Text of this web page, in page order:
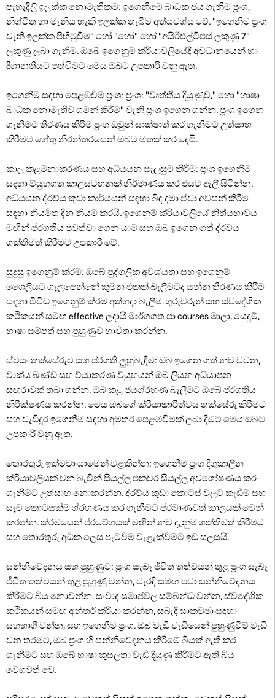
පැහැදිලි ඉලක්ක නොමැතිකම: ඉගෙනීමේ බාධක ජය ගැනීම ප්‍රංශ,
නිශ්චිත හා මැනිය හැකි ඉලක්ක තැබීම අත්යවශ්ය වේ. "ඉගෙනීම ප්‍රංශ
වැනි ඉලක්ක පිහිටුවීම" හෝ "හෝ" හෝ "අයිඊඑල්ටීඑස් ලකුණු 7"
ලකුණු ලබා ගැනීම. ඔබේ ඉගෙනුම් ක්රියාවලියේදී අවධානයෙන් හා
දිශානතියට පත්වීමට මෙය ඔබට උපකාරී වනු ඇත.
ඉගෙනීම සඳහා පෙළඹවීම ප්‍රංශ: ප්‍රංශ: "වෘත්තීය දියුණුව," හෝ "භාෂා
බාධක නොමැතිව ගමන් කිරීම" වැනි ප්‍රංශ ඉගෙන ගන්න. ප්‍රංශ ඉගෙන
ගැනීමට තීරණය කිරීම ප්‍රංශ ඔවුන් සාක්ෂාත් කර ගැනීමට උත්සාහ
කිරීමට හේතු නිරන්තරයෙන් ඔබට මතක් කර දෙයි.
කාල කළමනාකරණය සහ අධ්යයන සැලසුම් කිරීම: ප්‍රංශ ඉගෙනීම
සඳහා ව්යුහගත කාලසටහනක් නිර්මාණය කර එයට ඇලී සිටින්න.
අධ්යයන ද්රව්ය කුඩා කාර්යයන් සඳහා බිඳ දමා ඒවා අවසන් කිරීම
සඳහා නියමිත දින නියම කරයි. ඉගෙනුම් ක්රියාවලියේ නිත්යභාවය
මඟින් ප්රගතිය පවත්වා ගෙන යාම සහ ඔබ ඉගෙන ගත් ද්රව්ය
ශක්තිමත් කිරීමට උපකාරී වේ.
සුදුසු ඉගෙනුම් ක්රම: ඔබේ පුද්ගලික අවශ්යතා සහ ඉගෙනුම්
ශෛලියට ගැලපෙන්නේ කුමන එකක් බැලීමටද යන්න තීරණය කිරීම
සඳහා විවිධ ඉගෙනුම් ක්රම අත්හදා බැලීම. ගුරුවරුන් සහ ස්වදේශික
කථිකයන් සමඟ effective ලදායී මාර්ගගත පා courses මාලා, යෙදුම්,
භාෂා සම්පත් සහ පුහුණුව භාවිතා කරන්න.
ස්වයං තක්සේරුව සහ ප්රගති ලුහුබැඳීම: ඔබ ඉගෙන ගත් නව වචන,
වාක්ය ඛණ්ඩ සහ ව්යාකරණ ව්යුහයන් ඔබ ලියන අධ්යාපන
සඟරාවක් තබා ගන්න. ඔබ කළ ජයග්රහණ බැලීමට ඔබේ ප්රගතිය
නිරීක්ෂණය කරන්න. මෙය ඔබගේ ක්රියාකාරිත්වය තක්සේරු කිරීමට
සහ වැඩිදුර ඉගෙනීම සඳහා අමතර පෙළඹවීමක් ලබා දීමට මෙය ඔබට
උපකාරී වනු ඇත.
තොරතුරු ඉක්මවා යාමෙන් වළකින්න: ඉගෙනීම ප්‍රංශ දිගුකාලීන
ක්රියාවලියක් වන බැවින් සියල්ල එකවර සියල්ල අවශෝෂණය කර
ගැනීමට උත්සාහ නොකරන්න. ද්රව්ය කුඩා කොටස් වලට කැඩීම සහ
සෑම කොටසක්ම ග්රහණය කර ගැනීමට ප්රමාණවත් කාලයක් වෙන්
කරන්න. ක්රමයෙන් ප්රවේශයක් මඟින් නව දැනුම ශක්තිමත් කිරීමට
සහ තොරතුරු අධික ලෙස පැටවීම වැළැක්වීමට ඉඩ සලසයි.
සන්නිවේදනය සහ පුහුණුව: ප්‍රංශ සැබෑ ජීවිත තත්වයන් තුළ ප්‍රංශ සැබෑ
ජීවිත තත්වයන් තුළ පුහුණු වන්න, වැරදි සමඟ පවා සන්නිවේදනය
කිරීමට බිය නොවන්න. සංවාද සමාජවල සම්බන්ධ වන්න, ස්වදේශික
කථිකයන් සමඟ අන්තර් ක්රියා කරන්න, සබැඳි සාකච්ඡා සඳහා
සහභාගී වන්න, සහ ඉගෙනීම ප්‍රංශ. ඔබ වැඩි වැඩියෙන් පුහුණුවීම් වැඩි
වන තරමට, ඔබ ප්‍රංශ හි සන්නිවේදනය කිරීමේ බියක් ඇති කර
ගැනීමට සහ ඔබේ භාෂා කුසලතා වැඩි දියුණු කිරීමට ඇති බිය
වේගවත් වේ.